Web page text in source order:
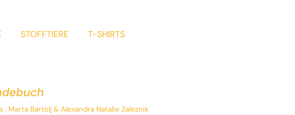
STOFFTIERE T-SHIRTS
, Marta Bartolj & Alexandra Natalie Zaleznik